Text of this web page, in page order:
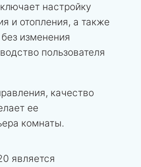
настройку
и отопления, а также
изменения
пользователя
качество
ее
комнаты.
является